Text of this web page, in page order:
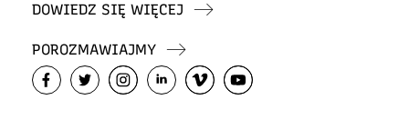
DOWIEDZ SIĘ WIĘCEJ
POROZMAWIAJMY